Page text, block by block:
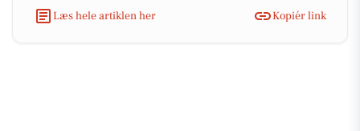
Læs hele artiklen her
Kopiér link